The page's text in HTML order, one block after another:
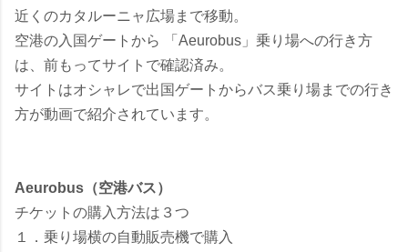
近くのカタルーニャ広場まで移動。
空港の入国ゲートから 「Aeurobus」乗り場への行き方
は、前もってサイトで確認済み。
サイトはオシャレで出国ゲートからバス乗り場までの行き
方が動画で紹介されています。
Aeurobus（空港バス）
チケットの購入方法は３つ
１．乗り場横の自動販売機で購入